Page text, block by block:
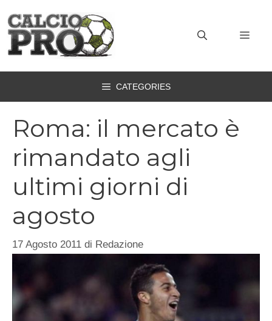
contenuto
CATEGORIES
Roma: il mercato è
rimandato agli
ultimi giorni di
agosto
17 Agosto 2011 di Redazione